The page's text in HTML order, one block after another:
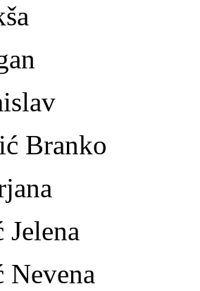
Branko
Nevena